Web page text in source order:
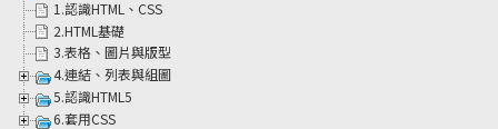
1.認識HTML、CSS
2.HTML基礎
3.表格、圖片與版型
4.連結、列表與組圖
5.認識HTML5
6.套用CSS